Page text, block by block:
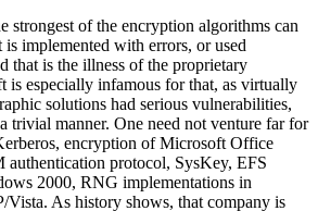
strongest of the encryption algorithms can
is implemented with errors, or used
that is the illness of the proprietary
is especially infamous for that, as virtually
solutions had serious vulnerabilities,
trivial manner. One need not venture far for
encryption of Microsoft Office
authentication protocol, SysKey, EFS
2000, RNG implementations in
As history shows, that company is